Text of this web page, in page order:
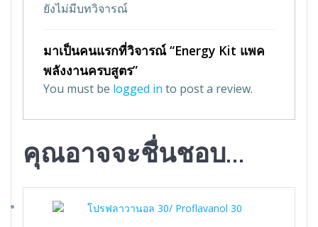
ยังไม่มีบทวิจารณ์
มาเป็นคนแรกที่วิจารณ์ “Energy Kit แพค
พลังงานครบสูตร”
You must be logged in to post a review.
คุณอาจจะชื่นชอบ…